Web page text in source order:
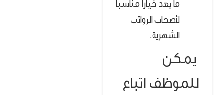
ما يعد خيارا مناسبا
لأصحاب الرواتب
الشهرية.
يمكن
للموظف اتباع